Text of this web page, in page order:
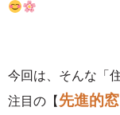
今回は、そんな「
注目の【 先進的